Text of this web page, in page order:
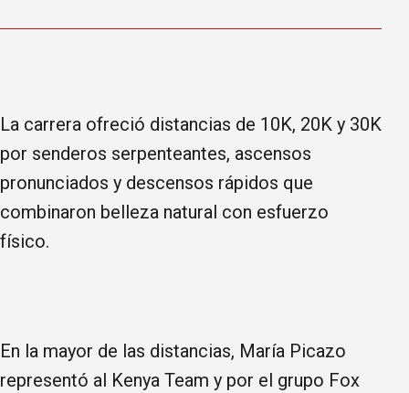
La carrera ofreció distancias de 10K, 20K y 30K
por senderos serpenteantes, ascensos
pronunciados y descensos rápidos que
combinaron belleza natural con esfuerzo
físico.
En la mayor de las distancias, María Picazo
representó al Kenya Team y por el grupo Fox